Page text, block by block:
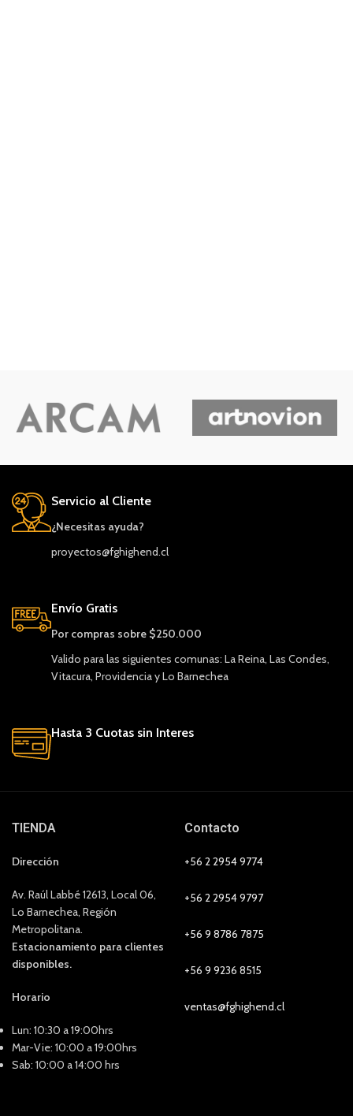
Servicio al Cliente
¿Necesitas ayuda?
proyectos@fghighend.cl
Envío Gratis
Por compras sobre $250.000
Valido para las siguientes comunas: La Reina, Las Condes,
Vitacura, Providencia y Lo Barnechea
Hasta 3 Cuotas sin Interes
TIENDA
Dirección
Av. Raúl Labbé 12613, Local 06,
Lo Barnechea, Región
Metropolitana.
Estacionamiento para clientes
disponibles.
Horario
Lun: 10:30 a 19:00hrs
Mar-Vie: 10:00 a 19:00hrs
Sab: 10:00 a 14:00 hrs
Contacto
+56 2 2954 9774
+56 2 2954 9797
+56 9 8786 7875
+56 9 9236 8515
ventas@fghighend.cl